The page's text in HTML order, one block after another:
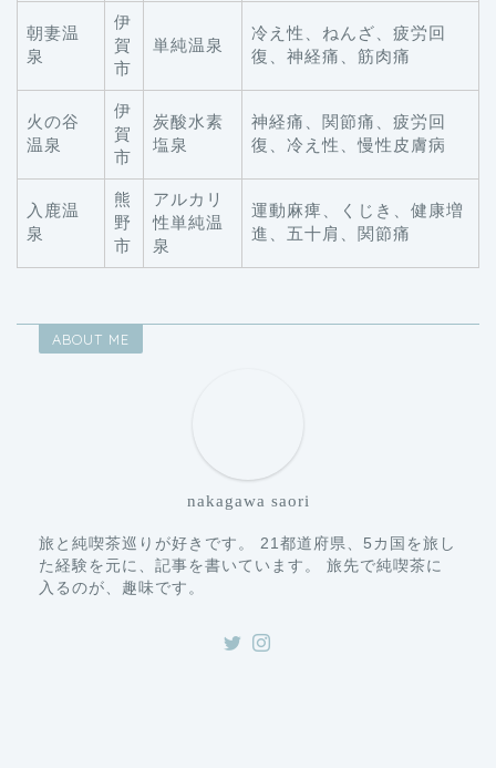
朝妻温
泉
伊
賀
市
単純温泉
冷え性、ねんざ、疲労回
復、神経痛、筋肉痛
火の谷
温泉
伊
賀
市
炭酸水素
塩泉
神経痛、関節痛、疲労回
復、冷え性、慢性皮膚病
入鹿温
泉
熊
野
市
アルカリ
性単純温
泉
運動麻痺、くじき、健康増
進、五十肩、関節痛
ABOUT ME
nakagawa saori
旅と純喫茶巡りが好きです。 21都道府県、5カ国を旅し
た経験を元に、記事を書いています。 旅先で純喫茶に
入るのが、趣味です。